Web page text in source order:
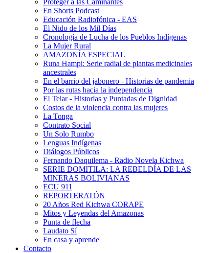
Proteger a las Caminantes
En Shorts Podcast
Educación Radiofónica - EAS
El Nido de los Mil Días
Cronología de Lucha de los Pueblos Indígenas
La Mujer Rural
AMAZONÍA ESPECIAL
Runa Hampi: Serie radial de plantas medicinales
ancestrales
En el barrio del jabonero - Historias de pandemia
Por las rutas hacia la independencia
El Telar - Historias y Puntadas de Dignidad
Costos de la violencia contra las mujeres
La Tonga
Contrato Social
Un Solo Rumbo
Lenguas Indígenas
Diálogos Públicos
Fernando Daquilema - Radio Novela Kichwa
SERIE DOMITILA: LA REBELDÍA DE LAS
MINERAS BOLIVIANAS
ECU 911
REPORTERATÓN
20 Años Red Kichwa CORAPE
Mitos y Leyendas del Amazonas
Punta de flecha
Laudato Sí
En casa y aprende
Contacto